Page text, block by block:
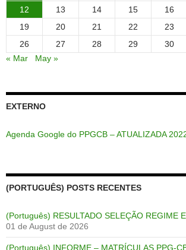
12
13 14 15 16
19
20 21 22 23
26
27 28 29
30
« Mar
May »
EXTERNO
Agenda Google do PPGCB – ATUALIZADA
(PORTUGUÊS) POSTS RECENTES
(Português) RESULTADO SELEÇÃO REGIME
01 de August de 2026
(Português) INFORME – MATRÍCULAS PPG-